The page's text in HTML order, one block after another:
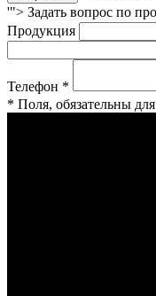
'"> Задать вопрос по
Продукция
Телефон *
* Поля, обязательны